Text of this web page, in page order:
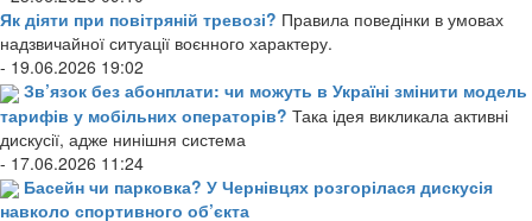
Як діяти при повітряній тревозі? Правила поведінки в умовах
надзвичайної ситуації воєнного характеру.
- 19.06.2026 19:02
Зв’язок без абонплати: чи можуть в Україні змінити модель
тарифів у мобільних операторів? Така ідея викликала активні
дискусії, адже нинішня система
- 17.06.2026 11:24
Басейн чи парковка? У Чернівцях розгорілася дискусія
навколо спортивного об’єкта